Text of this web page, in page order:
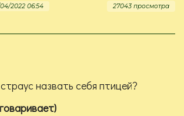
2022 06:54 27043 просмотра
назвать себя птицей?